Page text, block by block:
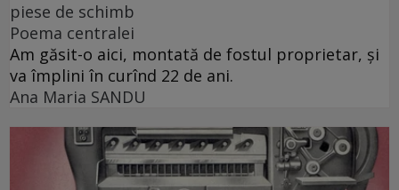
piese de schimb
Poema centralei
Am găsit-o aici, montată de fostul proprietar, și
va împlini în curînd 22 de ani.
Ana Maria SANDU